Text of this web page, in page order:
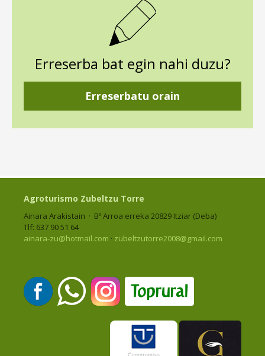
Erreserba bat egin nahi duzu?
Erreserbatu orain
Agroturismo Zubeltzu Torre
Ainara Arakistain · Bº Arroa erreka 20829 Itziar (Deba)
Tlf: 637 90 51 64
ainara-zu@hotmail.com · zubeltzutorre2008@gmail.com